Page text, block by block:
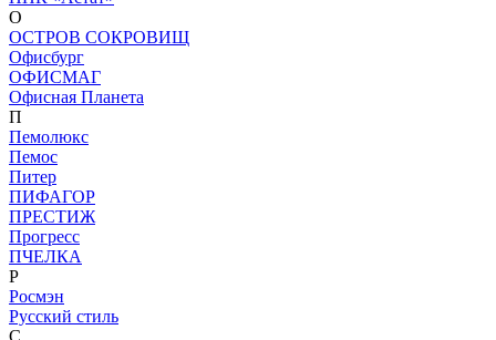
О
ОСТРОВ СОКРОВИЩ
Офисбург
ОФИСМАГ
Офисная Планета
П
Пемолюкс
Пемос
Питер
ПИФАГОР
ПРЕСТИЖ
Прогресс
ПЧЕЛКА
Р
Росмэн
Русский стиль
С